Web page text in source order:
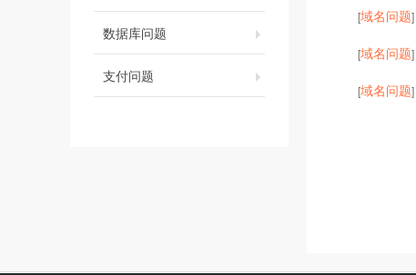
数据库问题
支付问题
[域名问题]
[域名问题]
[域名问题]